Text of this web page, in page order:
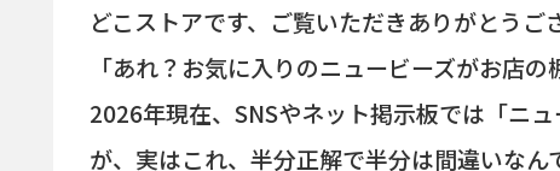
どこストアです、ご覧いただきありがとうご
「あれ？お気に入りのニュービーズがお店
2026年現在、SNSやネット掲示板では「ニ
が、実はこれ、半分正解で半分は間違いなん